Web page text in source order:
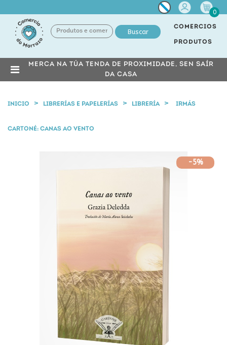
Miña
conta
0
Buscar
COMERCIOS
PRODUTOS
MERCA NA TÚA TENDA DE PROXIMIDADE, SEN SAÍR
DA CASA
INICIO LIBRERÍAS E PAPELERÍAS LIBRERÍA IRMÁS
CARTONÉ: CANAS AO VENTO
-5%